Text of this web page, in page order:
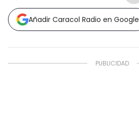
Añadir Caracol Radio en Google